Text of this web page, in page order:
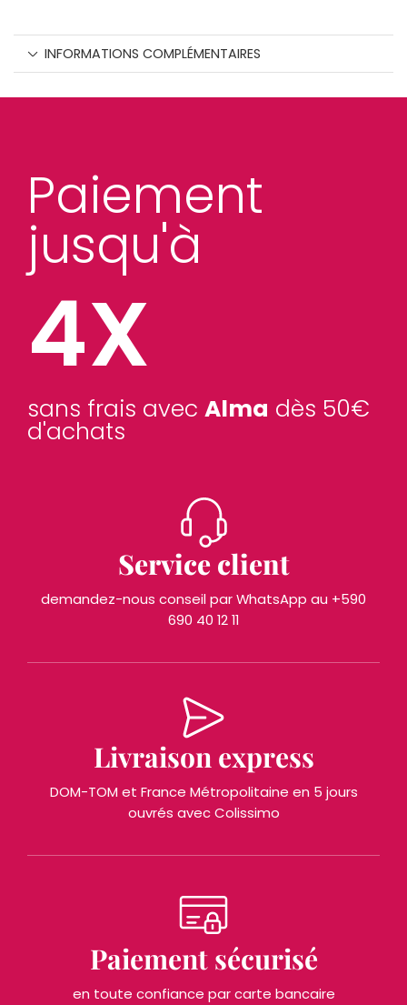
INFORMATIONS COMPLÉMENTAIRES
Paiement
jusqu'à
4X
sans frais avec Alma dès 50€
d'achats
Service client
demandez-nous conseil par WhatsApp au +590
690 40 12 11
Livraison express
DOM-TOM et France Métropolitaine en 5 jours
ouvrés avec Colissimo
Paiement sécurisé
en toute confiance par carte bancaire